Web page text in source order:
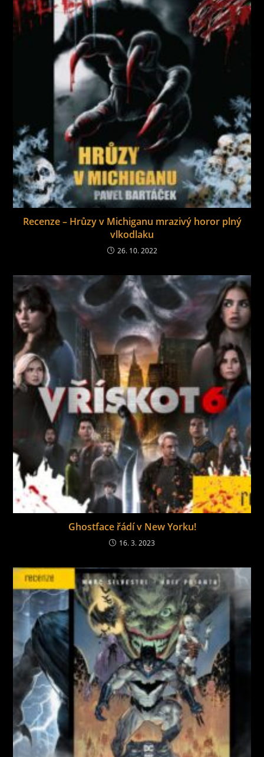
Recenze – Hrůzy v Michiganu mrazivý horor plný
vlkodlaku
26. 10. 2022
Ghostface řádí v New Yorku!
16. 3. 2023